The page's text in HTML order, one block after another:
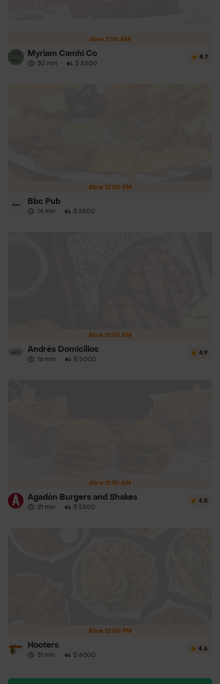
Abre 7:00 AM
Myriam Camhi Co
30 min · $ 5500
4.7
Abre 12:00 PM
Bbc Pub
14 min · $ 5500
Abre 11:00 AM
Andrés Domicilios
16 min · $ 5000
4.9
Abre 11:30 AM
Agadón Burgers and Shakes
21 min · $ 5500
4.8
Abre 12:00 PM
Hooters
31 min · $ 6000
4.6